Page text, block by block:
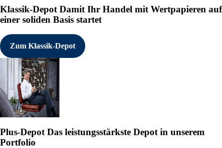
Klassik-DepotDamit Ihr Handel mit Wertpapieren auf
einer soliden Basis startet
Zum Klassik-Depot
Plus-Depot Das leistungsstärkste Depot in unserem
Portfolio